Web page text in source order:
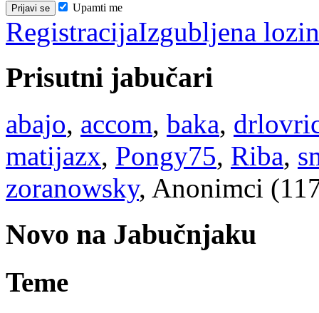
Upamti me
RegistracijaIzgubljena
Prisutni jabučari
abajo, accom, baka,
matijazx, Pongy75, Riba,
zoranowsky, Anonimci
Novo na Jabučnjaku
Teme